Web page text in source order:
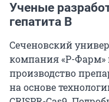
Ученые
гепатита B
Сеченовский
компания «Р-Фарм»
производство
на основе